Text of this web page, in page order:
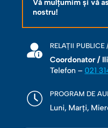
Vă mulțumim și vă
nostru!
RELAȚII
Coordonator /
Telefon – 021
PROGRAM DE
Luni, Marţi,